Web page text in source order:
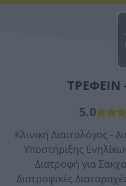
5.0
Κλινική Διαιτολόγος -
Υποστήριξης
Διατροφή για
Διατροφικές